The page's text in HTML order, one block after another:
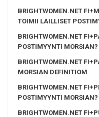
BRIGHTWOMEN.NET
TOIMII LAILLISET
BRIGHTWOMEN.NET
POSTIMYYNTI MORSIAN?
BRIGHTWOMEN.NET
MORSIAN DEFINITIOM
BRIGHTWOMEN.NET
POSTIMYYNTI MORSIAN?
BRIGHTWOMEN.NET